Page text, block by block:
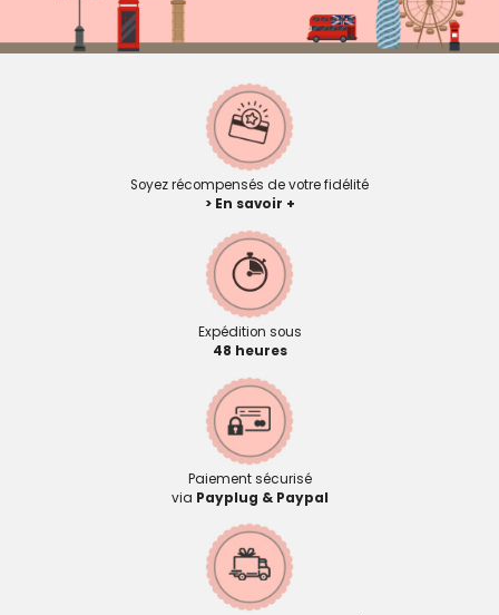
Soyez récompensés de votre fidélité
> En savoir +
Expédition sous
48 heures
Paiement sécurisé
via Payplug & Paypal